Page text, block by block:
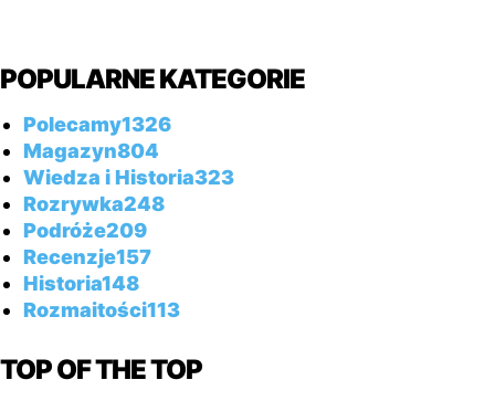
POPULARNE KATEGORIE
Polecamy1326
Magazyn804
Wiedza i Historia323
Rozrywka248
Podróże209
Recenzje157
Historia148
Rozmaitości113
TOP OF THE TOP